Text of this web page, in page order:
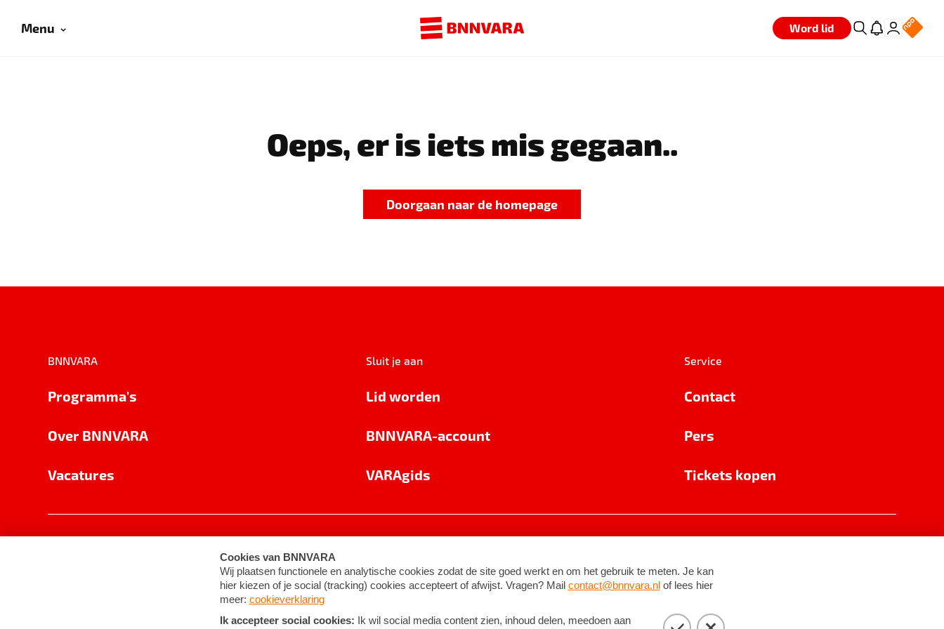
Menu Word lid
Oeps, er is iets mis gegaan..
Doorgaan naar de homepage
BNNVARA
Programma's
Over BNNVARA
Vacatures
Sluit je aan
Lid worden
BNNVARA-account
VARAgids
Service
Contact
Pers
Tickets kopen
Cookie-instellingen Algemene voorwaarden ©2026BNNVARA